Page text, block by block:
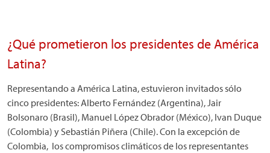
¿Qué prometieron los presidentes de América
Latina?
Representando a América Latina, estuvieron invitados sólo
cinco presidentes: Alberto Fernández (Argentina), Jair
Bolsonaro (Brasil), Manuel López Obrador (México), Ivan Duque
(Colombia) y Sebastián Piñera (Chile). Con la excepción de
Colombia, los compromisos climáticos de los representantes